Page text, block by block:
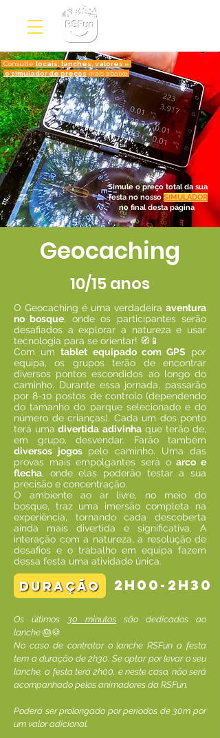
Consulte locais, lanches, valores e
o simulador de preços mais abaixo
Simule o preço total da sua
festa no nossoSIMULADOR
no final desta página
Geocaching
10/15 anos
O Geocaching é uma verdadeira aventura
no bosque, onde os participantes serão
desafiados a explorar a natureza e usar
tecnologia para se orientar! 🧭📱
Com umtablet equipado com GPSpor
equipa, os grupos terão de encontrar
diversos pontos escondidos ao longo do
caminho. Durante essa jornada, passarão
por 8-10 postos de controlo (dependendo
do tamanho do parque selecionado e do
número de crianças). Cada um dos ponto
terá uma divertida adivinhaque terão de,
em grupo, desvendar. Farão também
diversos jogos pelo caminho. Uma das
provas mais empolgantes será oarco e
flecha, onde elas poderão testar a sua
precisão e concentração.
O ambiente ao ar livre, no meio do
bosque, traz uma imersão completa na
experiência, tornando cada descoberta
ainda mais divertida e significativa. A
interação com a natureza, a resolução de
desafios e o trabalho em equipa fazem
dessa festa uma atividade única.
duração 2h00-2h30
Os últimos 30 minutos são dedicados ao
lanche 🎂🍪
No caso de contratar o lanche RSFun a festa
tem a duração de 2h30. Se optar por levar o seu
lanche, a festa terá 2h00, e neste caso, não será
acompanhado pelos animadores da RSFun.
Poderá ser prolongado por períodos de 30m por
um valor adicional.